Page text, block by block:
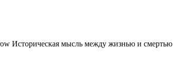
Историческая мысль между жизнью и смертью